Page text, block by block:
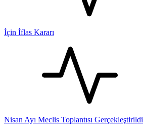
İçin İflas Kararı
Nisan Ayı Meclis Toplantısı Gerçekleştirildi